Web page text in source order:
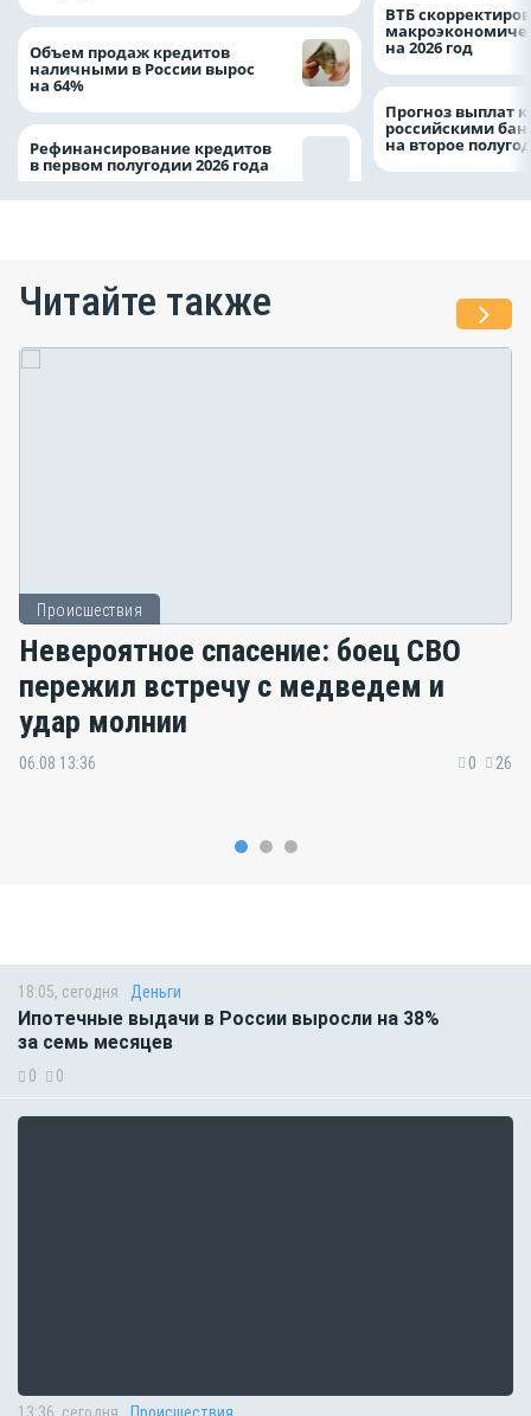
Объем продаж кредитов
наличными в России вырос
на 64%
Рефинансирование кредитов
в первом полугодии 2026 года
ВТБ
на 2026 год
Прогноз выплат
российскими
на второе
Читайте также
Происшествия
Невероятное спасение: боец СВО
пережил встречу с медведем и
удар молнии
06.08 13:36 0 26
18:05, сегодня Деньги
Ипотечные выдачи в России выросли на 38%
за семь месяцев
0 0
13:36, сегодня Происшествия